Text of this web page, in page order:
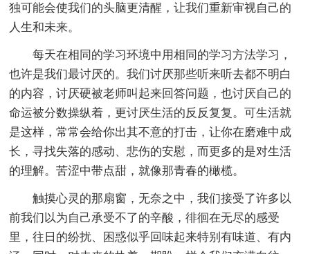
独可能会使我们的头脑更清醒，让我们重新审视自己的
人生和未来。
每天在相同的学习环境中用相同的学习方法学习，
也许是我们最讨厌的。我们讨厌那些听来听去都不明白
的内容，讨厌硬被老师叫起来回答问题，也讨厌自己的
命运被分数操纵着，更讨厌生活的反反复复。可生活就
是这样，常常会给你出其不意的打击，让你在磨难中成
长，寻找失落的感动、悲伤的安慰，而更多的是对生活
的理解。苦涩中带点甜，就像那青春的橄榄。
触摸心灵的那扇窗，无奈之中，我们接受了许多以
前我们以为自己承受不了的辛酸，徘徊在无尽的感受
里，往日的纷扰、困惑似乎回味起来特别有味道、有内